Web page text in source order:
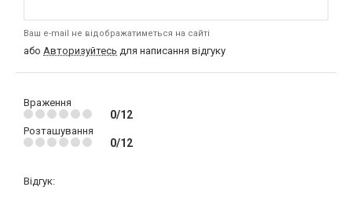
Ваш e-mail не відображатиметься на сайті
або Авторизуйтесь для написання відгуку
Враження
0/12
Розташування
0/12
Відгук: